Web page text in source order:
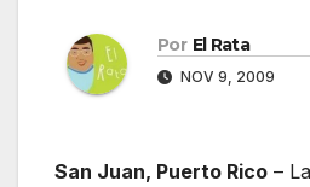
Por El Rata
NOV 9, 2009
San Juan, Puerto Rico –